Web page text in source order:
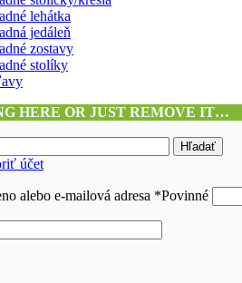
lehátka
jedáleň
zostavy
stolíky
HERE OR JUST REMOVE IT…
Hľadať
účet
alebo e-mailová adresa *Povinné